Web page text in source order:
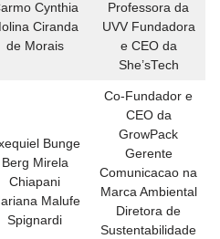
Cynthia
Ciranda
de Morais
Professora da
UVV Fundadora
e CEO da
She’sTech
Bunge
Berg Mirela
Chiapani
Malufe
Spignardi
Co-Fundador e
CEO da
GrowPack
Gerente
Comunicacao na
Marca Ambiental
Diretora de
Sustentabilidade